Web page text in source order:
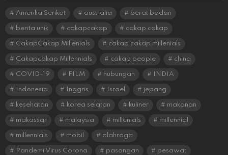
Amerika Serikat australia berat badan
berita unik cakapcakap cakap cakap
CakapCakap Millenials cakap cakap millenials
Cakapcakap Millennials cakap people china
COVID-19 FILM hubungan INDIA
Indonesia Inggris Israel jepang
kesehatan korea selatan kuliner makanan
makassar malaysia millenials millennial
millennials mobil olahraga
Pandemi Virus Corona pasangan pesawat